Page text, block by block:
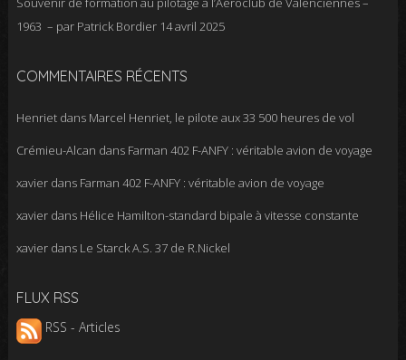
1963 – par Patrick Bordier 14 avril 2025
COMMENTAIRES RÉCENTS
Henrietdans Marcel Henriet, le pilote aux 33 500 heures de vol
Crémieu-Alcan dans Farman 402 F-ANFY : véritable avion de voyage
xavierdans Farman 402 F-ANFY : véritable avion de voyage
xavierdans Hélice Hamilton-standard bipale à vitesse constante
xavierdans Le Starck A.S. 37 de R.Nickel
FLUX RSS
RSS - Articles